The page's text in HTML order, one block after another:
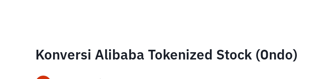
Konversi Alibaba Tokenized Stock (Ondo)